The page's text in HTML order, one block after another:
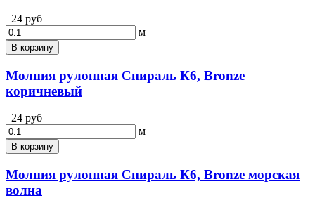
24 руб
м
В корзину
Молния рулонная Спираль К6, Bronze
коричневый
24 руб
м
В корзину
Молния рулонная Спираль К6, Bronze морская
волна